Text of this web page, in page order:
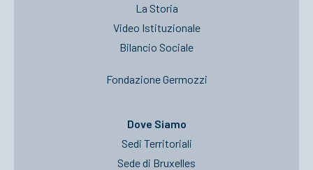
La Storia
Video Istituzionale
Bilancio Sociale
Fondazione Germozzi
Dove Siamo
Sedi Territoriali
Sede di Bruxelles